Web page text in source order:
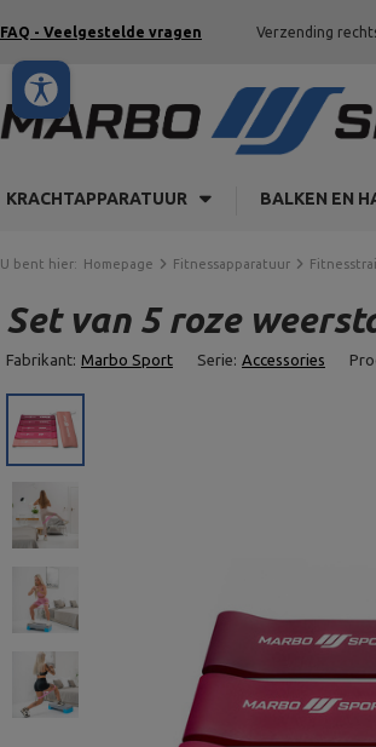
FAQ - Veelgestelde vragen Verzending
KRACHTAPPARATUUR BALKEN EN
U bent hier: Homepage Fitnessapparatuur
Set van 5 roze
Fabrikant: Marbo Sport Serie: Accessories